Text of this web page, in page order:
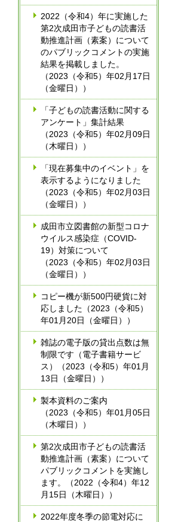
2022（令和4）年に実施した
第2次成田市子どもの読書活
動推進計画（素案）について
のパブリックコメントの実施
結果を掲載しました。
（2023（令和5）年02月17日
（金曜日））
「子どもの読書活動に関する
アンケート」集計結果
（2023（令和5）年02月09日
（木曜日））
「現在募集中のイベント」を
表示するようになりました
（2023（令和5）年02月03日
（金曜日））
成田市立図書館の新型コロナ
ウイルス感染症（COVID-
19）対策について
（2023（令和5）年02月03日
（金曜日））
コピー機が新500円硬貨に対
応しました（2023（令和5）
年01月20日（金曜日））
雑誌の電子版の貸出点数は無
制限です（電子書籍サービ
ス）（2023（令和5）年01月
13日（金曜日））
製本資料のご案内
（2023（令和5）年01月05日
（木曜日））
第2次成田市子どもの読書活
動推進計画（素案）について
パブリックコメントを実施し
ます。（2022（令和4）年12
月15日（木曜日））
2022年度冬季の節電対応に